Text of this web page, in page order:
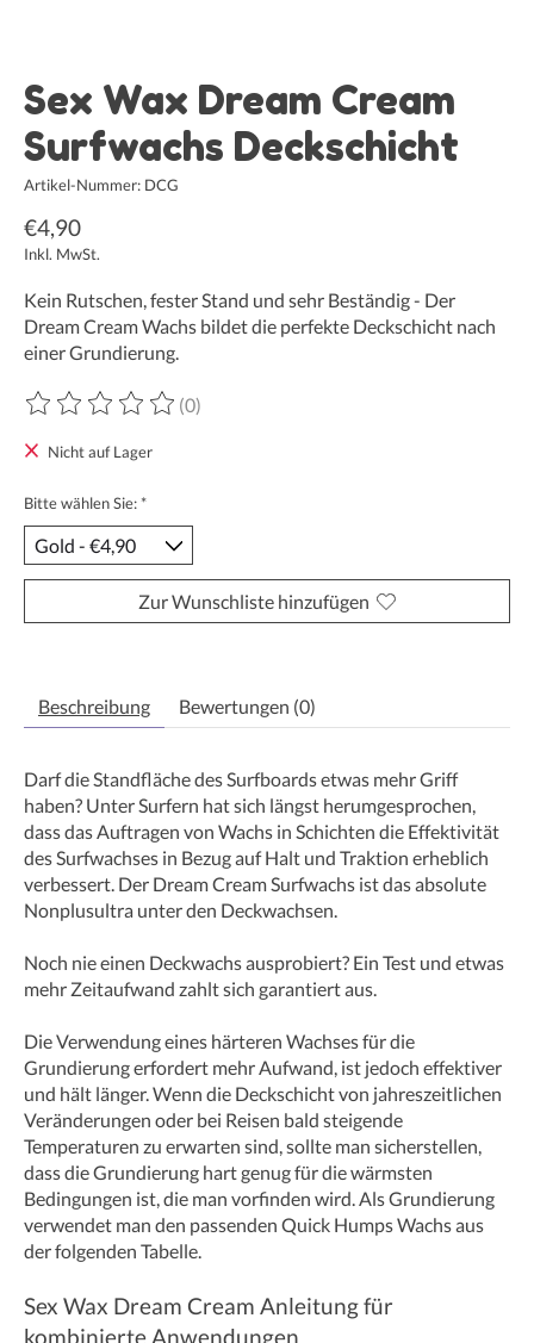
Sex Wax Dream Cream
Surfwachs Deckschicht
Artikel-Nummer: DCG
€4,90
Inkl. MwSt.
Kein Rutschen, fester Stand und sehr Beständig - Der
Dream Cream Wachs bildet die perfekte Deckschicht nach
einer Grundierung.
Die Bewertung dieses Produkts ist
(0)
Nicht auf Lager
Bitte wählen Sie:*
Zur Wunschliste hinzufügen
Beschreibung Bewertungen (0)
Darf die Standfläche des Surfboards etwas mehr Griff
haben? Unter Surfern hat sich längst herumgesprochen,
dass das Auftragen von Wachs in Schichten die Effektivität
des Surfwachses in Bezug auf Halt und Traktion erheblich
verbessert. Der Dream Cream Surfwachs ist das absolute
Nonplusultra unter den Deckwachsen.
Noch nie einen Deckwachs ausprobiert? Ein Test und etwas
mehr Zeitaufwand zahlt sich garantiert aus.
Die Verwendung eines härteren Wachses für die
Grundierung erfordert mehr Aufwand, ist jedoch effektiver
und hält länger. Wenn die Deckschicht von jahreszeitlichen
Veränderungen oder bei Reisen bald steigende
Temperaturen zu erwarten sind, sollte man sicherstellen,
dass die Grundierung hart genug für die wärmsten
Bedingungen ist, die man vorfinden wird. Als Grundierung
verwendet man den passenden Quick Humps Wachs aus
der folgenden Tabelle.
Sex Wax Dream Cream Anleitung für
kombinierte Anwendungen